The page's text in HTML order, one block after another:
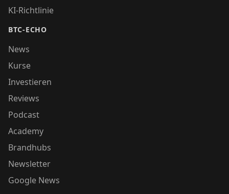
KI-Richtlinie
BTC-ECHO
News
Kurse
Investieren
Reviews
Podcast
Academy
Brandhubs
Newsletter
Google News